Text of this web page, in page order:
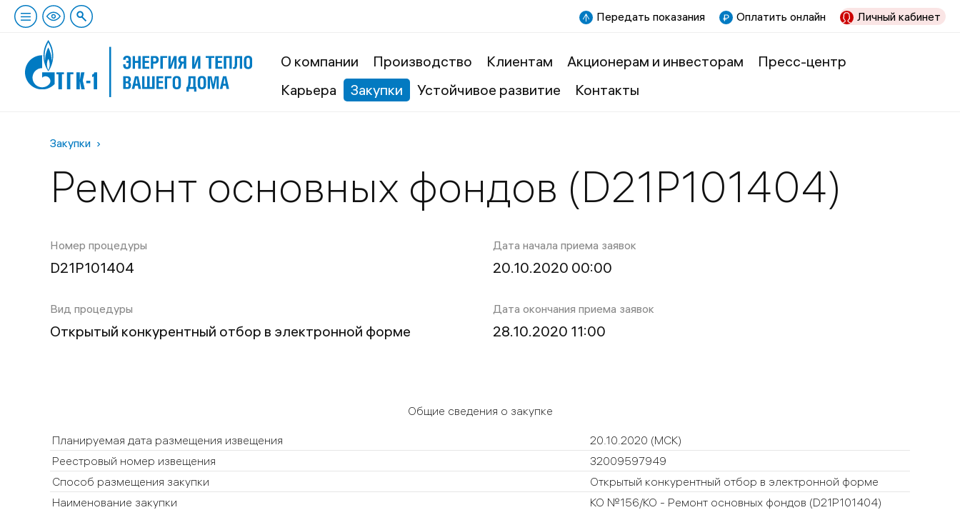
Передать показания Оплатить онлайн Личный кабинет
О компании Производство Клиентам Акционерам и инвесторам
Пресс-центр
Карьера
Закупки Устойчивое развитие Контакты
Закупки
Ремонт основных фондов (D21Р101404)
Номер процедуры
D21Р101404
Вид процедуры
Открытый конкурентный отбор в электронной форме
Дата начала приема заявок
20.10.2020 00:00
Дата окончания приема заявок
28.10.2020 11:00
Общие сведения о закупке
Планируемая дата размещения извещения 20.10.2020 (МСК)
Реестровый номер извещения
32009597949
Способ размещения закупки
Открытый конкурентный отбор в электронной форме
Наименование закупки
КО №156/КО - Ремонт основных фондов (D21Р101404)